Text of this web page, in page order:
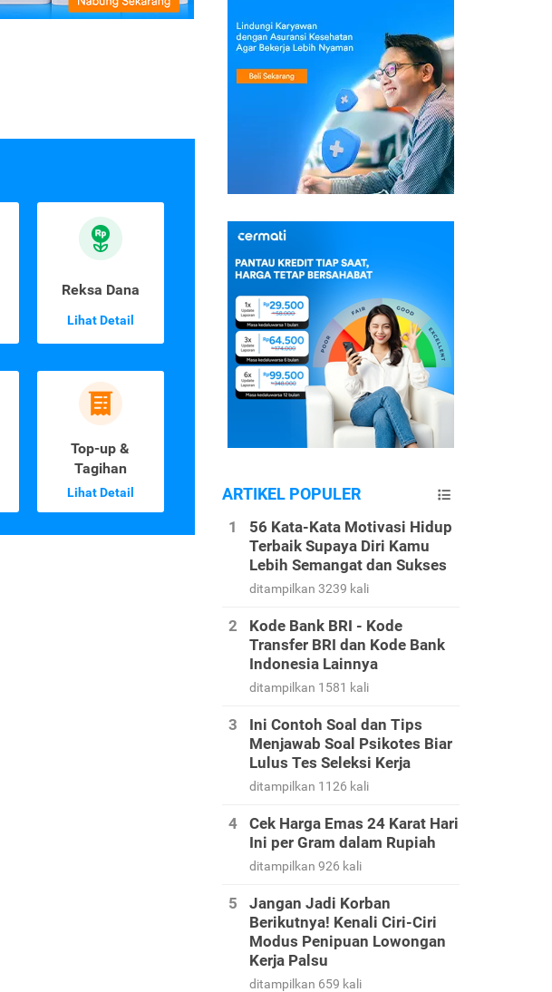
Reksa Dana
Lihat Detail
Top-up &
Tagihan
Lihat Detail ARTIKEL POPULER
56 Kata-Kata Motivasi Hidup
Terbaik Supaya Diri Kamu
Lebih Semangat dan Sukses
ditampilkan 3239 kali
Kode Bank BRI - Kode
Transfer BRI dan Kode Bank
Indonesia Lainnya
ditampilkan 1581 kali
Ini Contoh Soal dan Tips
Menjawab Soal Psikotes Biar
Lulus Tes Seleksi Kerja
ditampilkan 1126 kali
Cek Harga Emas 24 Karat Hari
Ini per Gram dalam Rupiah
ditampilkan 926 kali
Jangan Jadi Korban
Berikutnya! Kenali Ciri-Ciri
Modus Penipuan Lowongan
Kerja Palsu
ditampilkan 659 kali